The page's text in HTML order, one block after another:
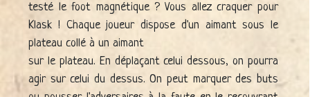
testé le foot magnétique ? Vous allez craquer pour
Klask ! Chaque joueur dispose d'un aimant sous le
plateau collé à un aimant
sur le plateau. En déplaçant celui dessous, on pourra
agir sur celui du dessus. On peut marquer des buts